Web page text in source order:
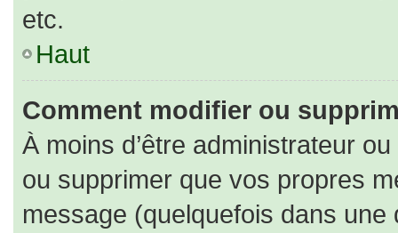
etc.
Haut
Comment modifier ou
À moins d’être administrateur
ou supprimer que vos propres
message (quelquefois dans